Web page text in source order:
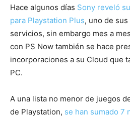
Hace algunos días Sony reveló
para Playstation Plus, uno de
servicios, sin embargo mes a
con PS Now también se hace
incorporaciones a su Cloud que
PC.
A una lista no menor de juegos
de Playstation, se han sumado 7